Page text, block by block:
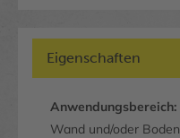
Eigenschaften
Anwendungsbereich:
Wand und/oder Boden